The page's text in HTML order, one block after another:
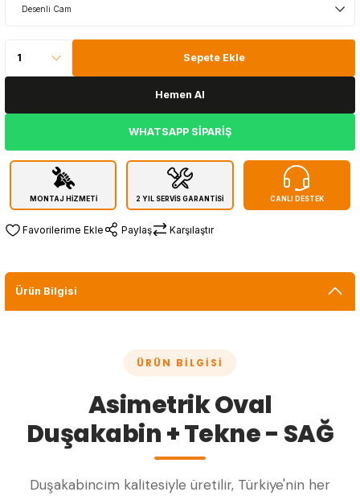
Sepete Ekle
Hemen Al
WHATSAPP SİPARİŞ
MONTAJ HİZMETİ 2 YIL SERVİS GARANTİSİ CANLI DESTEK
Paylaş Karşılaştır
Ürün Bilgisi
ÜRÜN BILGISI
Asimetrik Oval
Duşakabin + Tekne - SAĞ
Duşakabincim kalitesiyle üretilir, Türkiye'nin her